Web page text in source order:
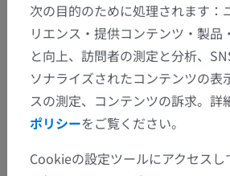
内旋
描円
屈曲
伸展
回内
詳細を見る
次の目的のために処理されます：
リエンス・提供コンテンツ・製品
と向上、訪問者の測定と分析、
ソナライズされたコンテンツの表
スの測定、コンテンツの訴求。詳
ポリシーをご覧ください。
Cookieの設定ツールにアクセス